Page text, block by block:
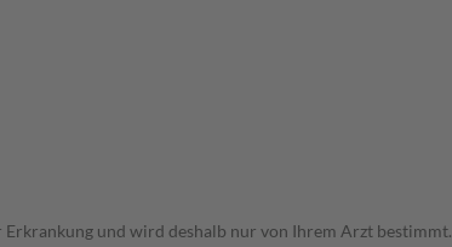
und wird deshalb nur von Ihrem Arzt bestimmt.